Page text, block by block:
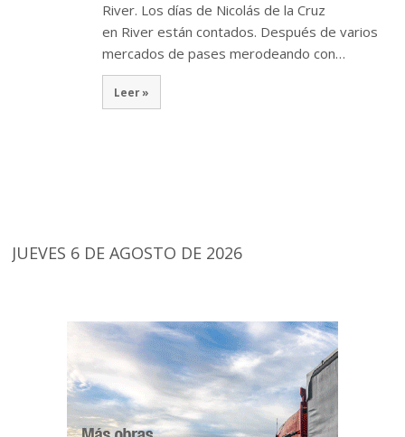
River. Los días de Nicolás de la Cruz
en River están contados. Después de varios
mercados de pases merodeando con…
Leer »
JUEVES 6 DE AGOSTO DE 2026